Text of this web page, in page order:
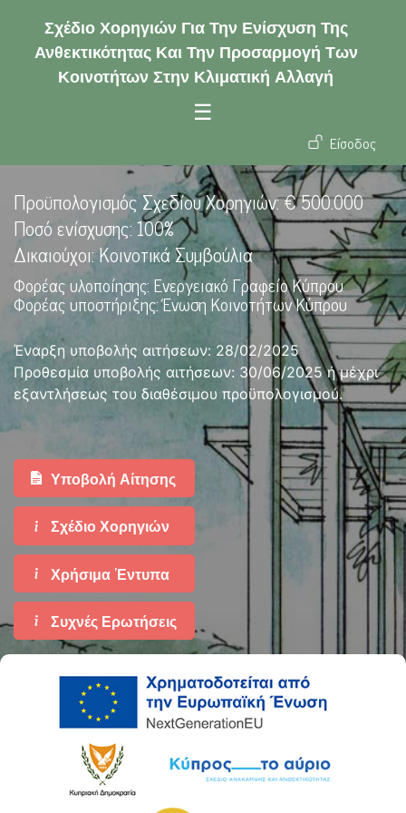
Σχέδιο Χορηγιών Για Την Ενίσχυση Της
Ανθεκτικότητας Και Την Προσαρμογή Των
Κοινοτήτων Στην Κλιματική Αλλαγή
☰
User
Είσοδος
Προϋπολογισμός Σχεδίου Χορηγιών: € 500.000
Ποσό ενίσχυσης: 100%
Δικαιούχοι: Κοινοτικά Συμβούλια
Φορέας υλοποίησης: Ενεργειακό Γραφείο Κύπρου
Φορέας υποστήριξης: Ένωση Κοινοτήτων Κύπρου
Έναρξη υποβολής αιτήσεων: 28/02/2025
Προθεσμία υποβολής αιτήσεων: 30/06/2025 ή μέχρι
εξαντλήσεως του διαθέσιμου προϋπολογισμού.
Υποβολή Αίτησης
Σχέδιο Χορηγιών
Χρήσιμα 'Εντυπα
Συχνές Ερωτήσεις